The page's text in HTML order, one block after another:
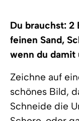
Du brauchst: 2
feinen Sand,
wenn du damit
Zeichne auf
schönes Bild,
Schneide die